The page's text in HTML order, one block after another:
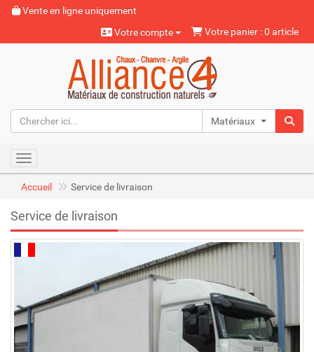
Vente en ligne uniquement
Votre compte
Votre panier : 0 article
Matériaux naturels
Toggle navigation
Accueil Service de livraison
Service de livraison